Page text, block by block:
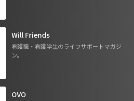
Will Friends
看護職・看護学生のライフサポートマガジ
ン。
OVO